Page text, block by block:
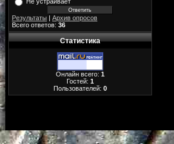
Результаты | Архив опросов
Всего ответов: 36
Статистика
Онлайн всего: 1
Гостей: 1
Пользователей: 0